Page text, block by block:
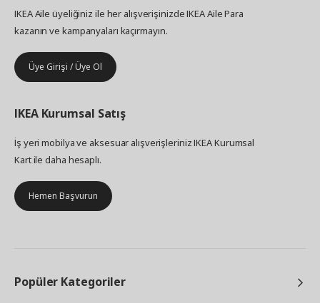
IKEA Aile üyeliğiniz ile her alışverişinizde IKEA Aile Para
kazanın ve kampanyaları kaçırmayın.
Üye Girişi / Üye Ol
IKEA Kurumsal Satış
İş yeri mobilya ve aksesuar alışverişleriniz IKEA Kurumsal
Kart ile daha hesaplı.
Hemen Başvurun
Popüler Kategoriler